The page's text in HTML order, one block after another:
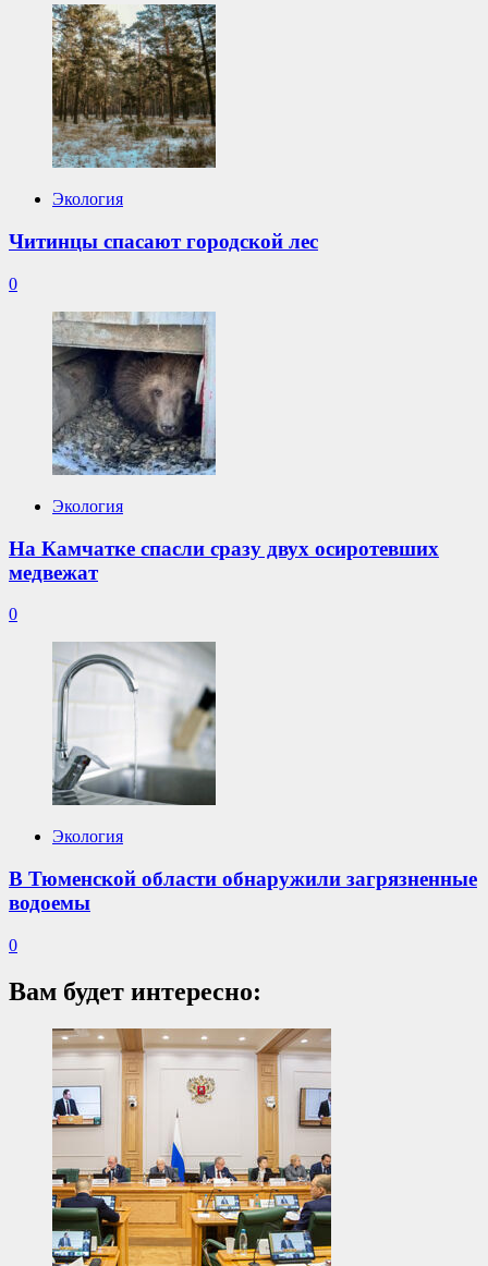
Экология
Читинцы спасают городской лес
0
Экология
На Камчатке спасли сразу двух осиротевших
медвежат
0
Экология
В Тюменской области обнаружили загрязненные
водоемы
0
Вам будет интересно: